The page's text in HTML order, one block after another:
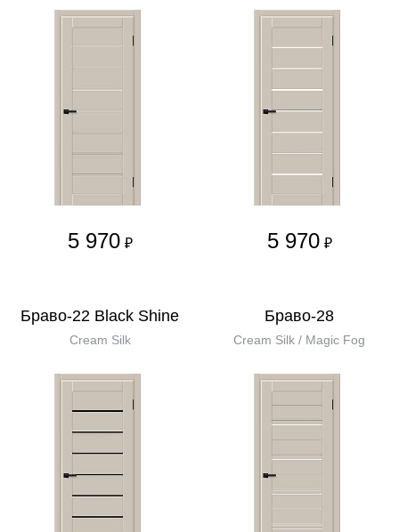
5 970 ₽ 5 970 ₽
Браво-22 Black Shine
Cream Silk
Браво-28
Cream Silk / Magic Fog